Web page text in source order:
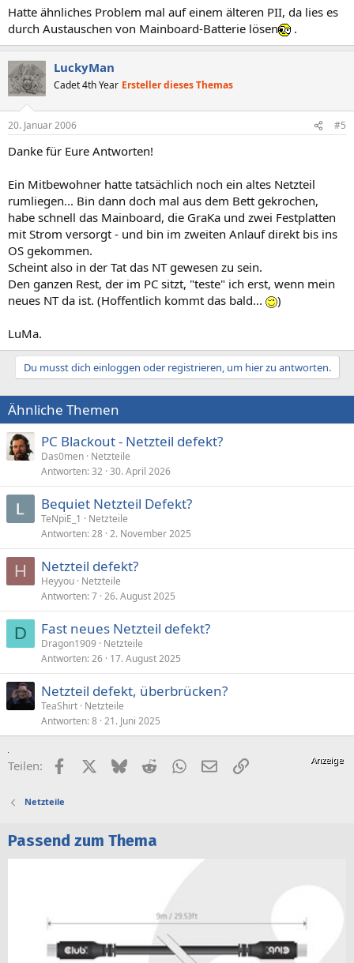
Hatte ähnliches Problem mal auf einem älteren PII, da lies es
durch Austauschen von Mainboard-Batterie lösen
.
LuckyMan
Cadet 4th Year Ersteller dieses Themas
20. Januar 2006 #5
Danke für Eure Antworten!
Ein Mitbewohner hatte tatsächlich noch ein altes Netzteil
rumliegen... Bin dann doch mal aus dem Bett gekrochen,
habe schnell das Mainboard, die GraKa und zwei Festplatten
mit Strom versorgt - und bin im zweiten Anlauf direkt bis ins
OS gekommen.
Scheint also in der Tat das NT gewesen zu sein.
Den ganzen Rest, der im PC sitzt, "teste" ich erst, wenn mein
neues NT da ist. (Hoffentlich kommt das bald...
)
LuMa.
Du musst dich einloggen oder registrieren, um hier zu antworten.
Ähnliche Themen
PC Blackout - Netzteil defekt?
Das0men Netzteile
Antworten 32 30. April 2026
Bequiet Netzteil Defekt?
TeNpiE_1
Netzteile
Antworten 28 2. November 2025
H Netzteil defekt?
Heyyou Netzteile
Antworten 7 26. August 2025
D Fast neues Netzteil defekt?
Dragon1909
Netzteile
Antworten 26 17. August 2025
Netzteil defekt, überbrücken?
TeaShirt Netzteile
Antworten 8 21. Juni 2025
Teilen: FacebookX (Twitter)
BlueskyRedditWhatsApp
E-MailLink
Netzteile
Passend zum Thema